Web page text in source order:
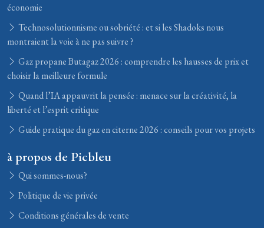
économie
Technosolutionnisme ou sobriété : et si les Shadoks nous
montraient la voie à ne pas suivre ?
Gaz propane Butagaz 2026 : comprendre les hausses de prix et
choisir la meilleure formule
Quand l’IA appauvrit la pensée : menace sur la créativité, la
liberté et l’esprit critique
Guide pratique du gaz en citerne 2026 : conseils pour vos projets
à propos de Picbleu
Qui sommes-nous?
Politique de vie privée
Conditions générales de vente